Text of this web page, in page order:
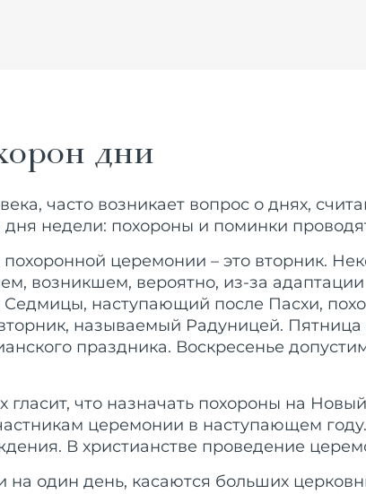
дни
часто возникает вопрос о днях,
дня недели: похороны и поминки
церемонии – это вторник.
возникшем, вероятно, из-за
Седмицы, наступающий после Пасхи,
называемый Радуницей.
праздника. Воскресенье
что назначать похороны на
церемонии в наступающем
В христианстве проведение
на один день, касаются больших